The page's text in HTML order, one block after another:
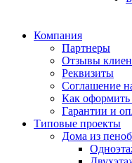
Компания
Партнеры
Отзывы
Реквизиты
Соглашение
Как оформить
Гарантии и
Типовые проекты
Дома из